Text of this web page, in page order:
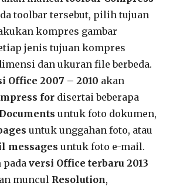
toolbar tersebut, pilih tujuan
kompres gambar
jenis tujuan kompres
dan ukuran file berbeda.
Office 2007 – 2010 akan
for disertai beberapa
untuk foto dokumen,
untuk unggahan foto, atau
messages untuk foto e-mail.
padaversi Office terbaru 2013
muncul Resolution,